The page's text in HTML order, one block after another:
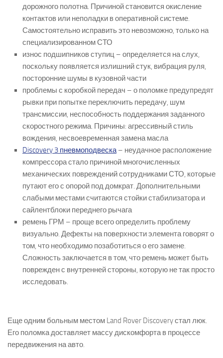
дорожного полотна. Причиной становится окисление
контактов или неполадки в оперативной системе.
Самостоятельно исправить это невозможно, только на
специализированном СТО
износ подшипников ступиц – определяется на слух,
поскольку появляется излишний стук, вибрация руля,
посторонние шумы в кузовной части
проблемы с коробкой передач – о поломке предупредят
рывки при попытке переключить передачу, шум
трансмиссии, неспособность поддержания заданного
скоростного режима. Причины: агрессивный стиль
вождения, несвоевременная замена масла
Discovery 3 пневмоподвеска– неудачное расположение
компрессора стало причиной многочисленных
механических повреждений сотрудниками СТО, которые
путают его с опорой под домкрат. Дополнительными
слабыми местами считаются стойки стабилизатора и
сайлентблоки переднего рычага
ремень ГРМ – проще всего определить проблему
визуально. Дефекты на поверхности элемента говорят о
том, что необходимо позаботиться о его замене.
Сложность заключается в том, что ремень может быть
поврежден с внутренней стороны, которую не так просто
исследовать.
Еще одним больным местом Land Rover Discovery стал люк.
Его поломка доставляет массу дискомфорта в процессе
передвижения на авто.